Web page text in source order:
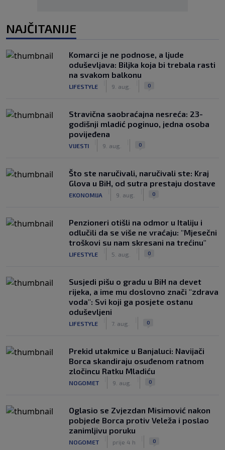
NAJČITANIJE
Komarci je ne podnose, a ljude
oduševljava: Biljka koja bi trebala rasti
na svakom balkonu
LIFESTYLE 9. aug. 0
Stravična saobraćajna nesreća: 23-
godišnji mladić poginuo, jedna osoba
povijeđena
VIJESTI 9. aug. 0
Što ste naručivali, naručivali ste: Kraj
Glova u BiH, od sutra prestaju dostave
EKONOMIJA 9. aug. 0
Penzioneri otišli na odmor u Italiju i
odlučili da se više ne vraćaju: "Mjesečni
troškovi su nam skresani na trećinu"
LIFESTYLE 5. aug. 0
Susjedi pišu o gradu u BiH na devet
rijeka, a ime mu doslovno znači "zdrava
voda": Svi koji ga posjete ostanu
oduševljeni
LIFESTYLE 7. aug. 0
Prekid utakmice u Banjaluci: Navijači
Borca skandiraju osuđenom ratnom
zločincu Ratku Mladiću
NOGOMET 9. aug. 0
Oglasio se Zvjezdan Misimović nakon
pobjede Borca protiv Veleža i poslao
zanimljivu poruku
NOGOMET prije 4 h 0